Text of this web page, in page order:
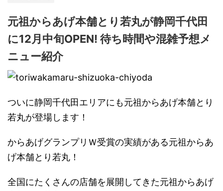
元祖からあげ本舗とり若丸が静岡千代田
に12月中旬OPEN! 待ち時間や混雑予想メ
ニュー紹介
ついに静岡千代田エリアにも元祖からあげ本舗とり
若丸が登場します！
からあげグランプリＷ受賞の実績がある元祖からあ
げ本舗とり若丸！
全国にたくさんの店舗を展開してきた元祖からあげ